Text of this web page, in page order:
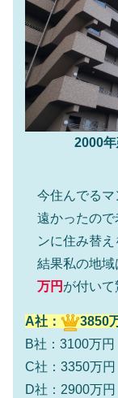
2000
今住んでる
遠かったので
ンに住み替
結果私の地域
万円 が付いて
A社：
3850
B社：3100万円
C社：3350万円
D社：2900万円